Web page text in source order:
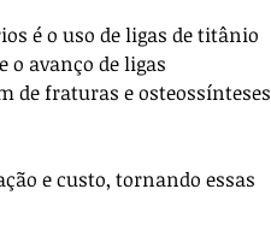
é o uso de ligas de titânio
avanço de ligas
de fraturas e osteossínteses
e custo, tornando essas